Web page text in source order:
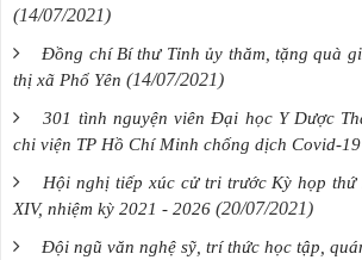
(14/07/2021)
Đồng chí Bí thư Tỉnh ủy thăm, tặng quà
thị xã Phổ Yên (14/07/2021)
301 tình nguyện viên Đại học Y Dược
chi viện TP Hồ Chí Minh chống dịch Covid-19
Hội nghị tiếp xúc cử tri trước Kỳ họp
XIV, nhiệm kỳ 2021 - 2026 (20/07/2021)
Đội ngũ văn nghệ sỹ, trí thức học tập,